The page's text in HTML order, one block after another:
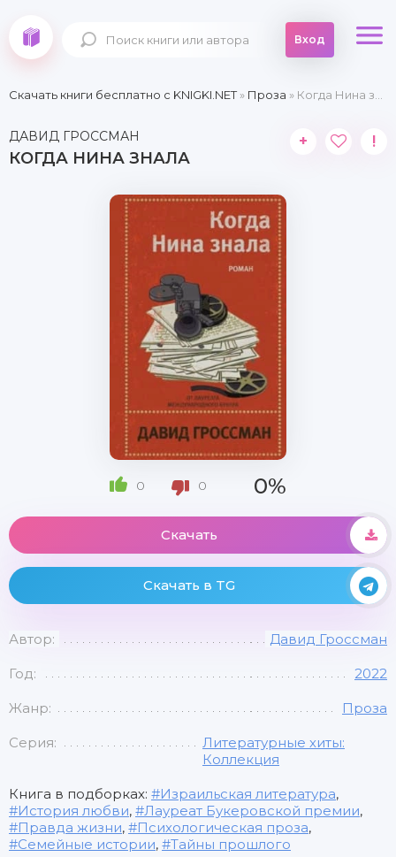
Вход
Скачать книги бесплатно c KNIGKI.NET» Проза » Когда Нина знала
ДАВИД ГРОССМАН
КОГДА НИНА ЗНАЛА
+ !
0 0 0%
Скачать
Скачать в TG
Автор: Давид Гроссман
Год: 2022
Жанр: Проза
Серия:
Литературные хиты:
Коллекция
Книга в подборках: Израильская литература,
История любви, Лауреат Букеровской премии,
Правда жизни, Психологическая проза,
Семейные истории, Тайны прошлого